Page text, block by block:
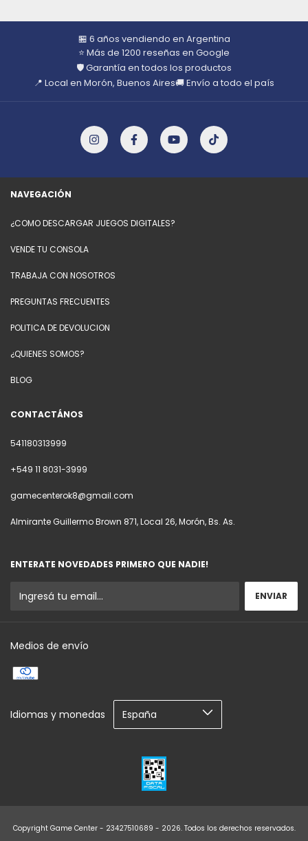
🏪 6 años vendiendo en Argentina
⭐ Más de 1200 reseñas en Google
🛡️ Garantía en todos los productos
📍 Local en Morón, Buenos Aires🚚 Envío a todo el país
NAVEGACIÓN
¿COMO DESCARGAR JUEGOS DIGITALES?
VENDE TU CONSOLA
TRABAJA CON NOSOTROS
PREGUNTAS FRECUENTES
POLITICA DE DEVOLUCION
¿QUIENES SOMOS?
BLOG
CONTACTÁNOS
541180313999
+549 11 8031-3999
gamecenterok8@gmail.com
Almirante Guillermo Brown 871, Local 26, Morón, Bs. As.
ENTERATE NOVEDADES PRIMERO QUE NADIE!
Medios de envío
Idiomas y monedas
Copyright Game Center - 23427510689 - 2026. Todos los derechos reservados.